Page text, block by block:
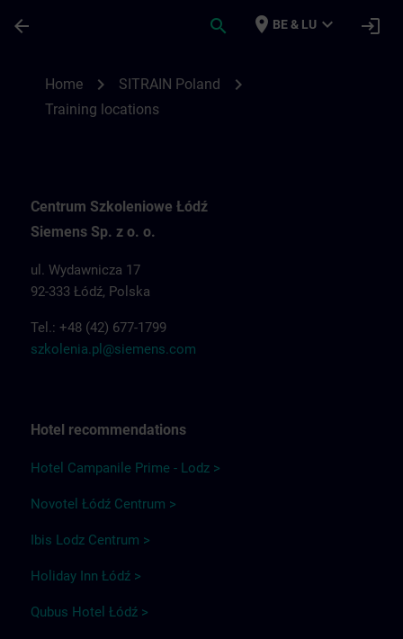
arrow_back search place BE & LU expand_more login
Home chevron_right SITRAIN Poland chevron_right
Training locations
Centrum Szkoleniowe Łódź
Siemens Sp. z o. o.
ul. Wydawnicza 17
92-333 Łódź, Polska
Tel.: +48 (42) 677-1799
szkolenia.pl@siemens.com
Hotel recommendations
Hotel Campanile Prime - Lodz >
Novotel Łódź Centrum >
Ibis Lodz Centrum >
Holiday Inn Łódź >
Qubus Hotel Łódź >